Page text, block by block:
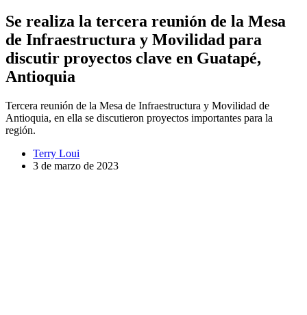
Se realiza la tercera reunión de la Mesa
de Infraestructura y Movilidad para
discutir proyectos clave en Guatapé,
Antioquia
Tercera reunión de la Mesa de Infraestructura y Movilidad de
Antioquia, en ella se discutieron proyectos importantes para la
región.
Terry Loui
3 de marzo de 2023